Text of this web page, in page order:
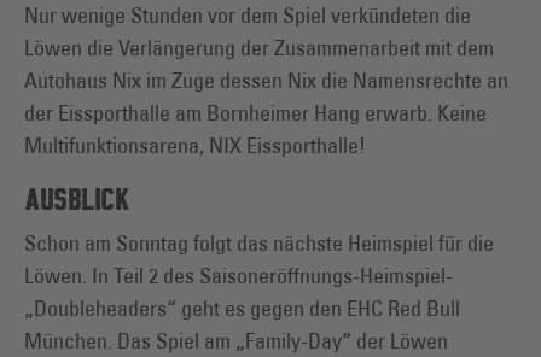
Nur wenige Stunden vor dem Spiel verkündeten die
Löwen die Verlängerung der Zusammenarbeit mit dem
Autohaus Nix im Zuge dessen Nix die Namensrechte an
der Eissporthalle am Bornheimer Hang erwarb. Keine
Multifunktionsarena, NIX Eissporthalle!
AUSBLICK
Schon am Sonntag folgt das nächste Heimspiel für die
Löwen. In Teil 2 des Saisoneröffnungs-Heimspiel-
„Doubleheaders“ geht es gegen den EHC Red Bull
München. Das Spiel am „Family-Day“ der Löwen